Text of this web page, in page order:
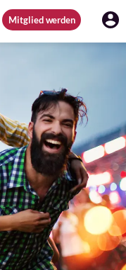
Mitglied werden